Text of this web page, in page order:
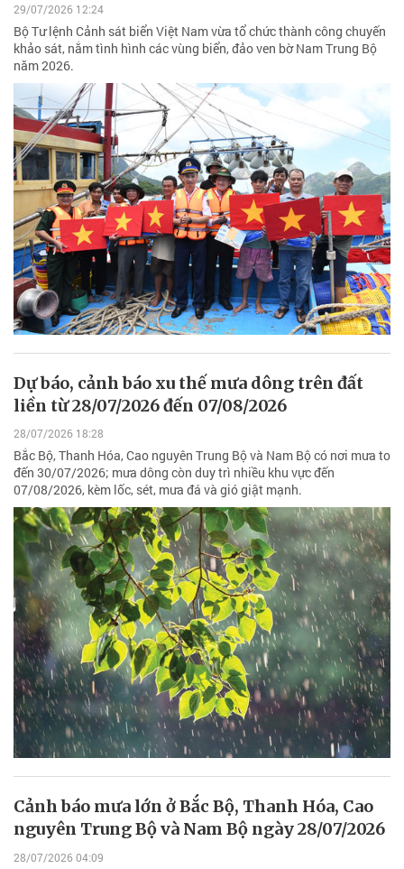
29/07/2026 12:24
Bộ Tư lệnh Cảnh sát biển Việt Nam vừa tổ chức thành công chuyến
khảo sát, nắm tình hình các vùng biển, đảo ven bờ Nam Trung Bộ
năm 2026.
Dự báo, cảnh báo xu thế mưa dông trên đất
liền từ 28/07/2026 đến 07/08/2026
28/07/2026 18:28
Bắc Bộ, Thanh Hóa, Cao nguyên Trung Bộ và Nam Bộ có nơi mưa to
đến 30/07/2026; mưa dông còn duy trì nhiều khu vực đến
07/08/2026, kèm lốc, sét, mưa đá và gió giật mạnh.
Cảnh báo mưa lớn ở Bắc Bộ, Thanh Hóa, Cao
nguyên Trung Bộ và Nam Bộ ngày 28/07/2026
28/07/2026 04:09